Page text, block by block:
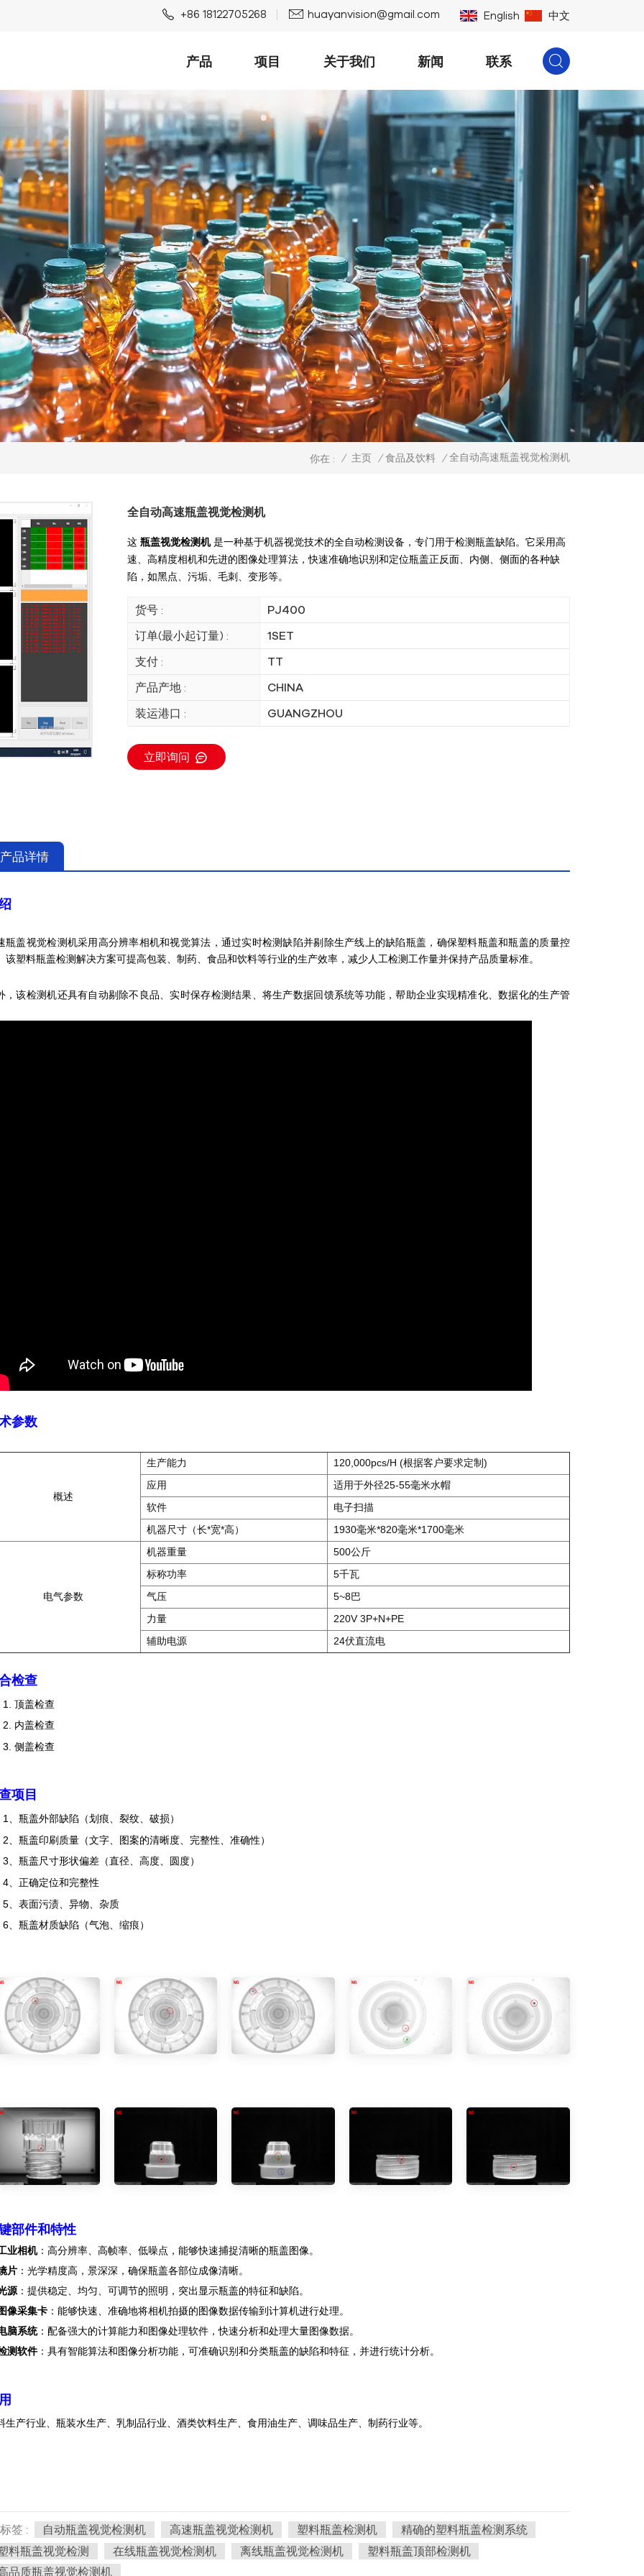
English 中文
+86 18122705268 huayanvision@gmail.com
产品 项目 关于我们 新闻 联系
你在 : / 主页 / 食品及饮料 / 全自动高速瓶盖视觉检测机
全自动高速瓶盖视觉检测机
这 瓶盖视觉检测机是一种基于机器视觉技术的全自动检测设备，专门用于检测瓶盖缺陷。它采用高
速、高精度相机和先进的图像处理算法，快速准确地识别和定位瓶盖正反面、内侧、侧面的各种缺
陷，如黑点、污垢、毛刺、变形等。
货号 :
PJ400
订单(最小起订量) :
1SET
支付 :
TT
产品产地 :
CHINA
装运港口 :
GUANGZHOU
立即询问
产品详情
瓶盖视觉检测机采用高分辨率相机和视觉算法，通过实时检测缺陷并剔除生产线上的缺陷瓶盖，确保塑料瓶盖和瓶盖的质量控
该塑料瓶盖检测解决方案可提高包装、制药、食品和饮料等行业的生产效率，减少人工检测工作量并保持产品质量标准。
，该检测机还具有自动剔除不良品、实时保存检测结果、将生产数据回馈系统等功能，帮助企业实现精准化、数据化的生产管
参数
概述
生产能力
120,000pcs/H (根据客户要求定制)
应用
适用于外径25-55毫米水帽
软件
电子扫描
机器尺寸（长*宽*高）
1930毫米*820毫米*1700毫米
电气参数
机器重量
500公斤
标称功率
5千瓦
气压
5~8巴
力量
220V 3P+N+PE
辅助电源
24伏直流电
检查
1. 顶盖检查
2. 内盖检查
3. 侧盖检查
项目
1、瓶盖外部缺陷（划痕、裂纹、破损）
2、瓶盖印刷质量（文字、图案的清晰度、完整性、准确性）
3、瓶盖尺寸形状偏差（直径、高度、圆度）
4、正确定位和完整性
5、表面污渍、异物、杂质
6、瓶盖材质缺陷（气泡、缩痕）
部件和特性
业相机：高分辨率、高帧率、低噪点，能够快速捕捉清晰的瓶盖图像。
片：光学精度高，景深深，确保瓶盖各部位成像清晰。
源：提供稳定、均匀、可调节的照明，突出显示瓶盖的特征和缺陷。
像采集卡：能够快速、准确地将相机拍摄的图像数据传输到计算机进行处理。
脑系统：配备强大的计算能力和图像处理软件，快速分析和处理大量图像数据。
测软件：具有智能算法和图像分析功能，可准确识别和分类瓶盖的缺陷和特征，并进行统计分析。
生产行业、瓶装水生产、乳制品行业、酒类饮料生产、食用油生产、调味品生产、制药行业等。
标签 : 自动瓶盖视觉检测机 高速瓶盖视觉检测机 塑料瓶盖检测机
精确的塑料瓶盖检测系统
料瓶盖视觉检测
在线瓶盖视觉检测机 离线瓶盖视觉检测机
塑料瓶盖顶部检测机
品质瓶盖视觉检测机